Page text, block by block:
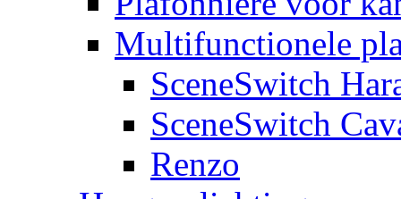
Multifunctionele
SceneSwitch
SceneSwitch
Renzo